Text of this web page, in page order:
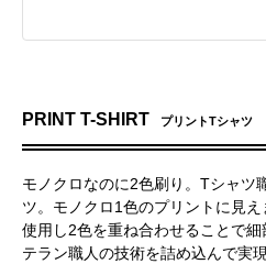
PRINT T-SHIRT プリントTシャツ
モノクロなのに2色刷り。Tシャツ
ツ。モノクロ1色のプリントに見
使用し2色を重ね合わせることで
テラン職人の技術を詰め込んで実